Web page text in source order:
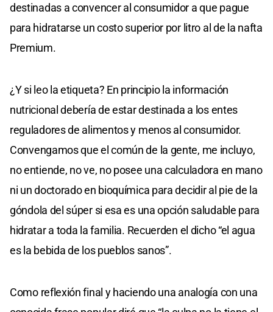
destinadas a convencer al consumidor a que pague
para hidratarse un costo superior por litro al de la nafta
Premium.
¿Y si leo la etiqueta? En principio la información
nutricional debería de estar destinada a los entes
reguladores de alimentos y menos al consumidor.
Convengamos que el común de la gente, me incluyo,
no entiende, no ve, no posee una calculadora en mano
ni un doctorado en bioquímica para decidir al pie de la
góndola del súper si esa es una opción saludable para
hidratar a toda la familia. Recuerden el dicho “el agua
es la bebida de los pueblos sanos”.
Como reflexión final y haciendo una analogía con una